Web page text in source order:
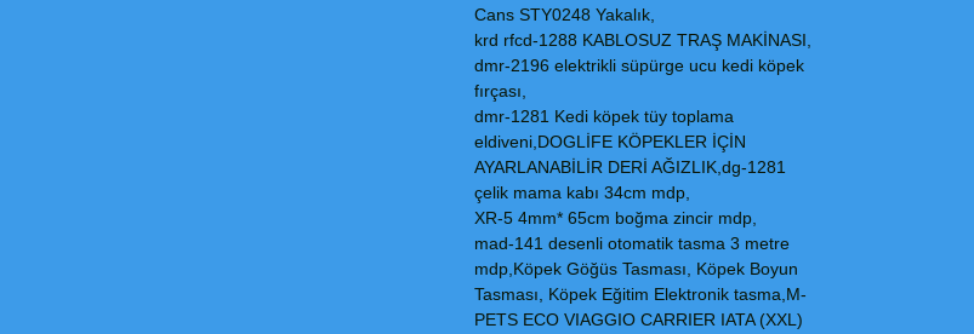
Cans STY0248 Yakalık,
krd rfcd-1288 KABLOSUZ TRAŞ MAKİNASI,
dmr-2196 elektrikli süpürge ucu kedi köpek
fırçası,
dmr-1281 Kedi köpek tüy toplama
eldiveni,DOGLİFE KÖPEKLER İÇİN
AYARLANABİLİR DERİ AĞIZLIK,dg-1281
çelik mama kabı 34cm mdp,
XR-5 4mm* 65cm boğma zincir mdp,
mad-141 desenli otomatik tasma 3 metre
mdp,Köpek Göğüs Tasması, Köpek Boyun
Tasması, Köpek Eğitim Elektronik tasma,M-
PETS ECO VIAGGIO CARRIER IATA (XXL)